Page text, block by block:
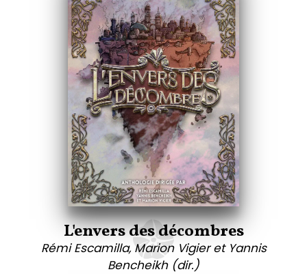
L'envers des décombres
Rémi Escamilla, Marion Vigier et Yannis
Bencheikh (dir.)